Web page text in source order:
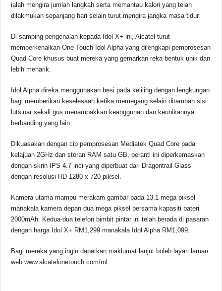
ialah mengira jumlah langkah serta memantau kalori yang telah
dilakmukan sepanjang hari selain turut mengira jangka masa tidur.
Di samping pengenalan kepada Idol X+ ini, Alcatel turut
memperkenalkan One Touch Idol Alpha yang dilengkapi pemprosesan
Quad Core khusus buat mereka yang gemarkan reka bentuk unik dan
lebih menarik.
Idol Alpha direka menggunakan besi pada keliling dengan lengkungan
bagi memberikan keselesaan ketika memegang selain ditambah sisi
lutsinar sekali gus menampakkan keanggunan dan keunikannya
berbanding yang lain.
Dikuasakan dengan cip pemprosesan Mediatek Quad Core pada
kelajuan 2GHz dan storan RAM satu GB, peranti ini diperkemaskan
dengan skrin IPS 4.7 inci yang diperbuat dari Dragontrail Glass
dengan resolusi HD 1280 x 720 piksel.
Kamera utama mampu merakam gambar pada 13.1 mega piksel
manakala kamera depan dua mega piksel bersama kapasiti bateri
2000mAh. Kedua-dua telefon bimbit pintar ini telah berada di pasaran
dengan harga Idol X+ RM1,299 manakala Idol Alpha RM1,099.
Bagi mereka yang ingin dapatkan maklumat lanjut boleh layari laman
web www.alcatelonetouch.com/ml.